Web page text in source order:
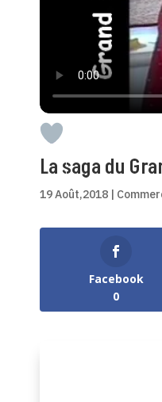
La saga du
19 Août,2018 |
Facebook
0